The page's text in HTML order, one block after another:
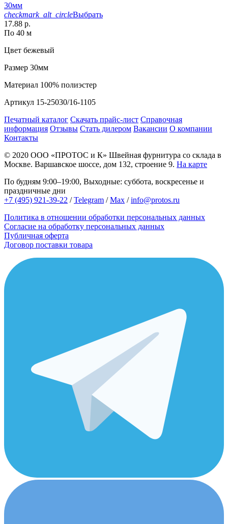
30мм
checkmark_alt_circleВыбрать
17.88 р.
По 40 м
Цвет бежевый
Размер 30мм
Материал 100% полиэстер
Артикул 15-25030/16-1105
Печатный каталог Скачать прайс-лист Справочная
информация Отзывы Стать дилером Вакансии О компании
Контакты
© 2020 ООО «ПРОТОС и К» Швейная фурнитура со склада в
Москве. Варшавское шоссе, дом 132, строение 9. На карте
По будням 9:00–19:00, Выходные: суббота, воскресенье и
праздничные дни
+7 (495) 921-39-22 /Telegram /Max /info@protos.ru
Политика в отношении обработки персональных данных
Согласие на обработку персональных данных
Публичная оферта
Договор поставки товара